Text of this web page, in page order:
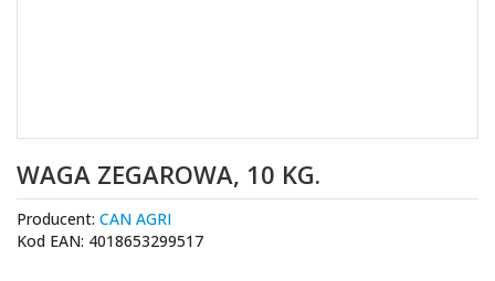
WAGA ZEGAROWA, 10 KG.
Producent: CAN AGRI
Kod EAN: 4018653299517